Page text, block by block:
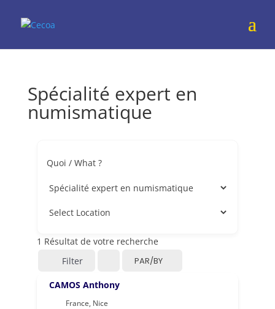
Spécialité expert en
numismatique
Quoi / What ?
1 Résultat de votre recherche
Filter
PAR/BY
CAMOS Anthony
France, Nice